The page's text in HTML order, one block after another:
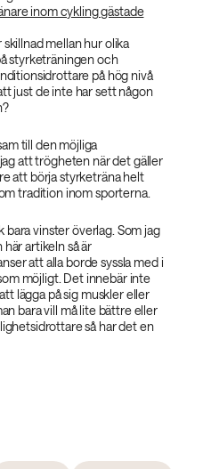
inom cykling gästade
mellan hur olika
styrketräningen och
på hög nivå
just de inte har sett någon
till den möjliga
att trögheten när det gäller
att börja styrketräna helt
tradition inom sporterna.
vinster överlag. Som jag
artikeln så är
att alla borde syssla med i
möjligt. Det innebär inte
lägga på sig muskler eller
bara vill må lite bättre eller
så har det en